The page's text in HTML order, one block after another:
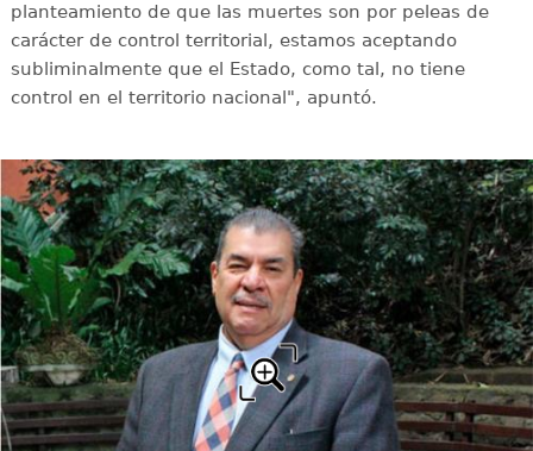
planteamiento de que las muertes son por peleas de
carácter de control territorial, estamos aceptando
subliminalmente que el Estado, como tal, no tiene
control en el territorio nacional", apuntó.